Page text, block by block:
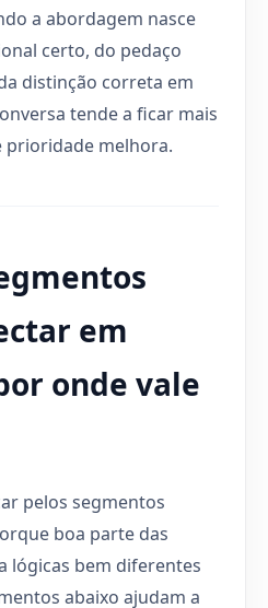
a abordagem nasce
certo, do pedaço
distinção correta em
tende a ficar mais
melhora.
em
onde vale
pelos segmentos
boa parte das
lógicas bem diferentes
abaixo ajudam a